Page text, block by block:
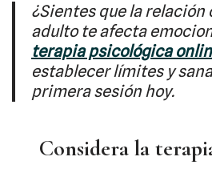
¿Sientes que la relación
adulto te afecta
terapia psicológica
establecer límites y
primera sesión hoy.​
Considera la